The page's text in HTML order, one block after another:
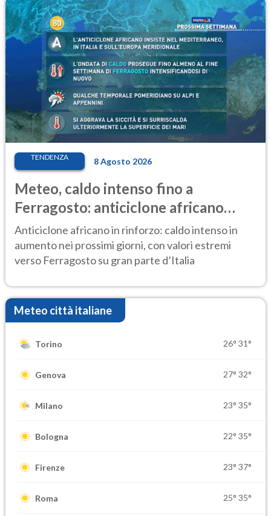
TENDENZA 8 Agosto 2026
Meteo, caldo intenso fino a
Ferragosto: anticiclone africano
ancora protagonista
Anticiclone africano in rinforzo: caldo intenso in
aumento nei prossimi giorni, con valori estremi
verso Ferragosto su gran parte d’Italia
Meteo città italiane
Torino 26° 31°
Genova 27° 32°
Milano 23° 35°
Bologna 22° 35°
Firenze 23° 37°
Roma 25° 35°